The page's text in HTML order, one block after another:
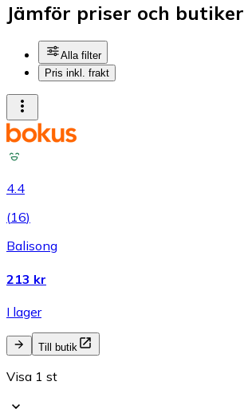
Jämför priser och butiker
Alla filter
Pris inkl. frakt
4.4
(16)
Balisong
213 kr
I lager
Till butik
Visa 1 st